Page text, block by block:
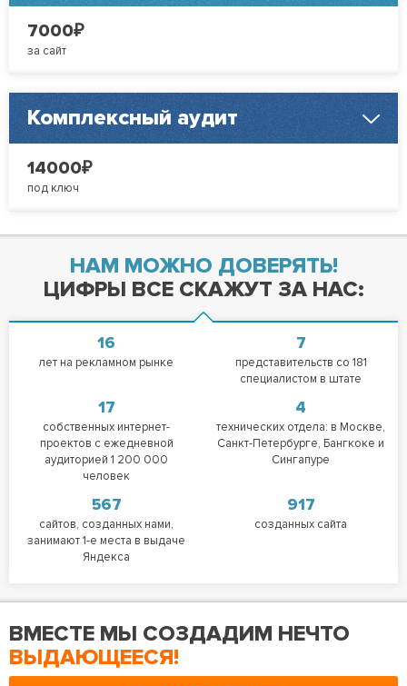
7000₽
за сайт
Комплексный аудит
14000₽
под ключ
НАМ МОЖНО ДОВЕРЯТЬ!
ЦИФРЫ ВСЕ СКАЖУТ ЗА НАС:
16
лет на рекламном рынке
7
представительств со 181
специалистом в штате
17
собственных интернет-
проектов с ежедневной
аудиторией 1 200 000
человек
4
технических отдела: в Москве,
Санкт-Петербурге, Бангкоке и
Сингапуре
567
сайтов, созданных нами,
занимают 1-е места в выдаче
Яндекса
917
созданных сайта
ВМЕСТЕ МЫ СОЗДАДИМ НЕЧТО
ВЫДАЮЩЕЕСЯ!